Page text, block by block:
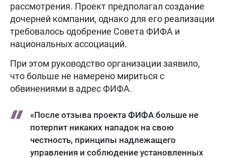
рассмотрения. Проект предполагал создание
дочерней компании, однако для его реализации
требовалось одобрение Совета ФИФА и
национальных ассоциаций.
При этом руководство организации заявило,
что больше не намерено мириться с
обвинениями в адрес ФИФА.
«После отзыва проекта ФИФА больше не
потерпит никаких нападок на свою
честность, принципы надлежащего
управления и соблюдение установленных